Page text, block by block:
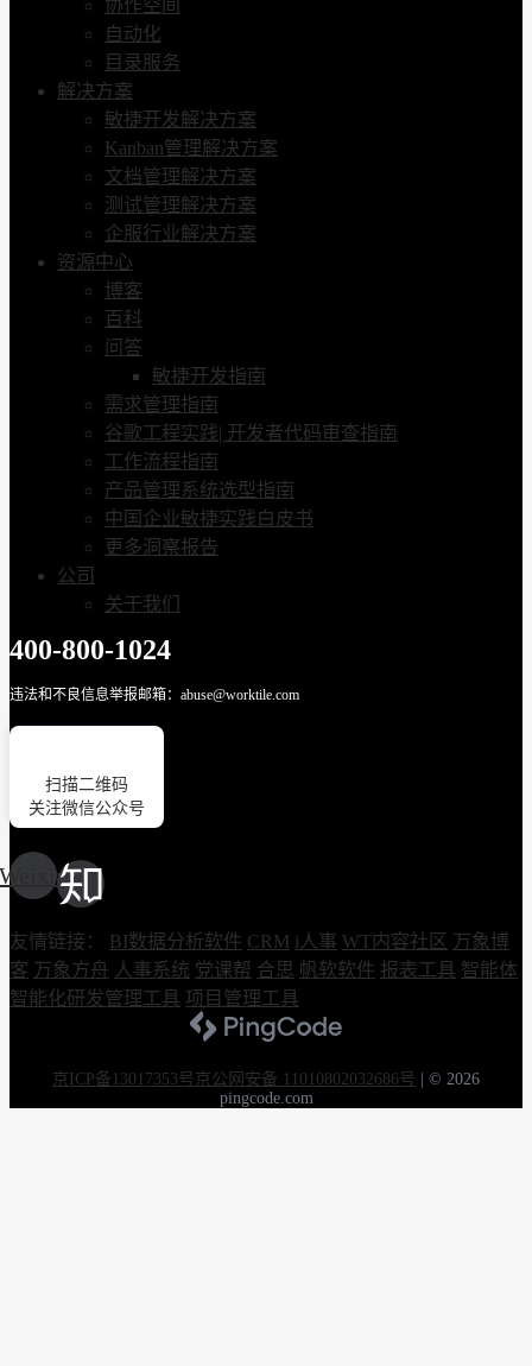
协作空间
自动化
目录服务
解决方案
敏捷开发解决方案
Kanban管理解决方案
文档管理解决方案
测试管理解决方案
企服行业解决方案
资源中心
博客
百科
问答
敏捷开发指南
需求管理指南
谷歌工程实践| 开发者代码审查指南
工作流程指南
产品管理系统选型指南
中国企业敏捷实践白皮书
更多洞察报告
公司
关于我们
400-800-1024
违法和不良信息举报邮箱：abuse@worktile.com
扫描二维码
关注微信公众号
Weixin
友情链接： BI数据分析软件 CRM i人事 WT内容社区 万象博
客 万象方舟 人事系统 党课帮 合思 帆软软件 报表工具 智能体
智能化研发管理工具 项目管理工具
京ICP备13017353号京公网安备 11010802032686号
© 2026
pingcode.com